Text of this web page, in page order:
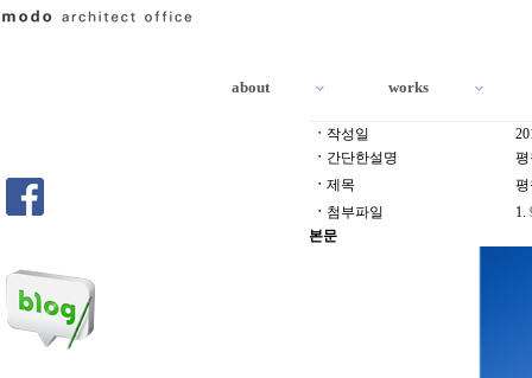
about works
ㆍ 작성일
ㆍ 간단한설명
평
ㆍ 제목
평
ㆍ 첨부파일 1.
본문